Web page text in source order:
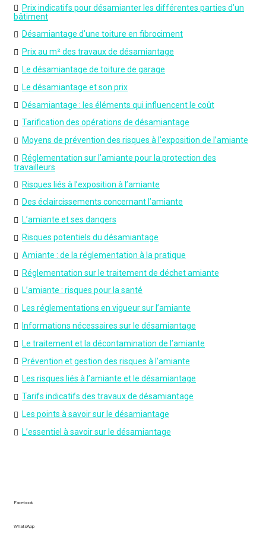
Prix indicatifs pour désamianter les différentes parties d’un
bâtiment
Désamiantage d’une toiture en fibrociment
Prix au m² des travaux de désamiantage
Le désamiantage de toiture de garage
Le désamiantage et son prix
Désamiantage : les éléments qui influencent le coût
Tarification des opérations de désamiantage
Moyens de prévention des risques à l’exposition de l’amiante
Réglementation sur l’amiante pour la protection des
travailleurs
Risques liés à l’exposition à l’amiante
Des éclaircissements concernant l’amiante
L’amiante et ses dangers
Risques potentiels du désamiantage
Amiante : de la réglementation à la pratique
Réglementation sur le traitement de déchet amiante
L’amiante : risques pour la santé
Les réglementations en vigueur sur l’amiante
Informations nécessaires sur le désamiantage
Le traitement et la décontamination de l’amiante
Prévention et gestion des risques à l’amiante
Les risques liés à l’amiante et le désamiantage
Tarifs indicatifs des travaux de désamiantage
Les points à savoir sur le désamiantage
L’essentiel à savoir sur le désamiantage
Facebook
WhatsApp